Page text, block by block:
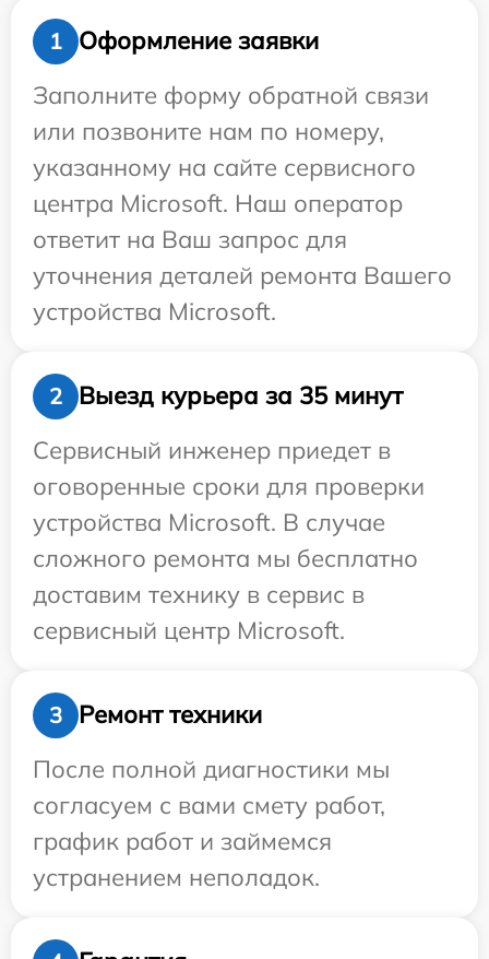
1
Оформление заявки
Заполните форму обратной связи
или позвоните нам по номеру,
указанному на сайте сервисного
центра Microsoft. Наш оператор
ответит на Ваш запрос для
уточнения деталей ремонта Вашего
устройства Microsoft.
2
Выезд курьера за 35 минут
Сервисный инженер приедет в
оговоренные сроки для проверки
устройства Microsoft. В случае
сложного ремонта мы бесплатно
доставим технику в сервис в
сервисный центр Microsoft.
3
Ремонт техники
После полной диагностики мы
согласуем с вами смету работ,
график работ и займемся
устранением неполадок.